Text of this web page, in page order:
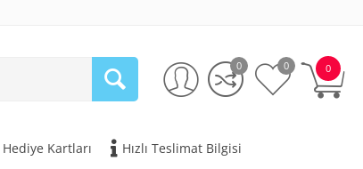
0
0 0
Hediye Kartları Hızlı Teslimat Bilgisi